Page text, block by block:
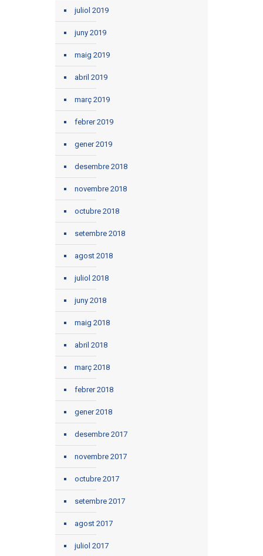
juliol 2019
juny 2019
maig 2019
abril 2019
març 2019
febrer 2019
gener 2019
desembre 2018
novembre 2018
octubre 2018
setembre 2018
agost 2018
juliol 2018
juny 2018
maig 2018
abril 2018
març 2018
febrer 2018
gener 2018
desembre 2017
novembre 2017
octubre 2017
setembre 2017
agost 2017
juliol 2017